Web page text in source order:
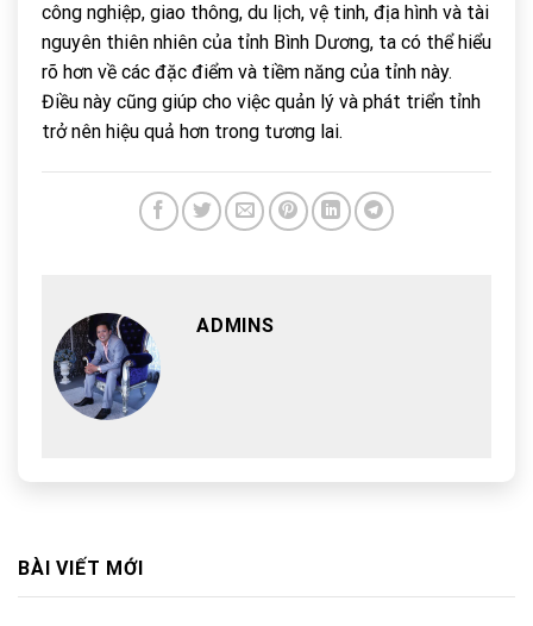
công nghiệp, giao thông, du lịch, vệ tinh, địa hình và tài
nguyên thiên nhiên của tỉnh Bình Dương, ta có thể hiểu
rõ hơn về các đặc điểm và tiềm năng của tỉnh này.
Điều này cũng giúp cho việc quản lý và phát triển tỉnh
trở nên hiệu quả hơn trong tương lai.
ADMINS
BÀI VIẾT MỚI